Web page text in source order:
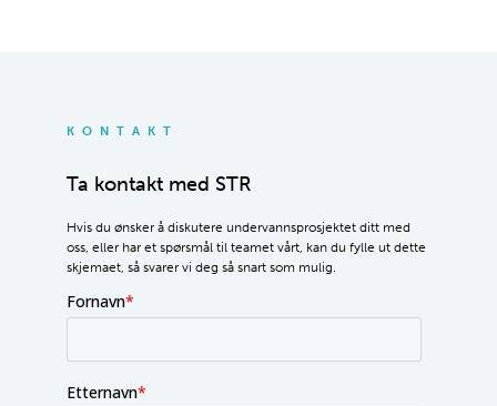
KONTAKT
Ta kontakt med STR
Hvis du ønsker å diskutere undervannsprosjektet ditt med
oss, eller har et spørsmål til teamet vårt, kan du fylle ut dette
skjemaet, så svarer vi deg så snart som mulig.